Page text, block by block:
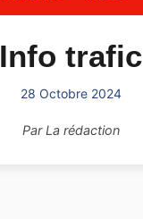
Info trafic
28 Octobre 2024
ParLa rédaction